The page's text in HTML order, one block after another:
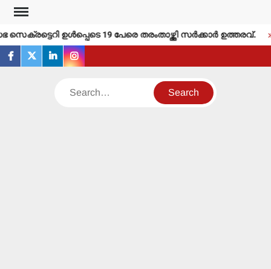
Skip
content
ഉള്‍പ്പെടെ 19 പേരെ തരംതാഴ്ത്തി സര്‍ക്കാര്‍ ഉത്തരവ്.
facebook
twitterlinkedininstagram
Search